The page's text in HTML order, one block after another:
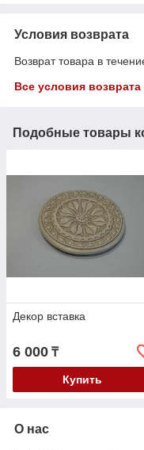
Условия возврата
Возврат товара в
Все условия возврата
Подобные товары
Декор вставка
6 000 ₸
Купить
О нас